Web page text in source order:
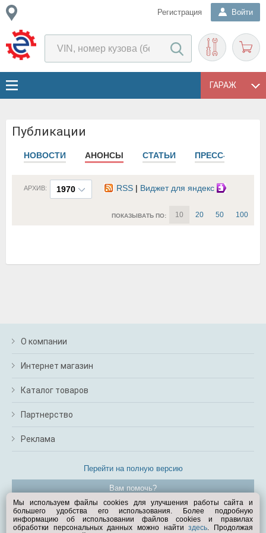
Регистрация Войти
ГАРАЖ
Публикации
НОВОСТИ АНОНСЫ СТАТЬИ ПРЕСС-РЕЛИЗЫ
1970
АРХИВ: RSS | Виджет для яндекс
ПОКАЗЫВАТЬ ПО: 10 20 50 100
О компании
Интернет магазин
Каталог товаров
Партнерство
Реклама
Перейти на полную версию
Вам помочь?
© Exist.ru 1998—2026
Мы используем файлы cookies для улучшения работы сайта и
большего удобства его использования. Более подробную
информацию об использовании файлов cookies и правилах
обработки персональных данных можно найтиздесь. Продолжая